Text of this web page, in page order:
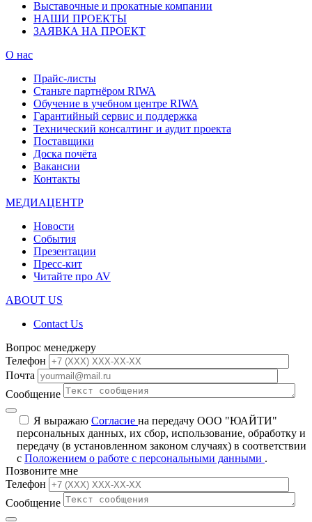
Выставочные и прокатные компании
НАШИ ПРОЕКТЫ
ЗАЯВКА НА ПРОЕКТ
О нас
Прайс-листы
Станьте партнёром RIWA
Обучение в учебном центре RIWA
Гарантийный сервис и поддержка
Технический консалтинг и аудит проекта
Поставщики
Доска почёта
Вакансии
Контакты
МЕДИАЦЕНТР
Новости
События
Презентации
Пресс-кит
Читайте про AV
ABOUT US
Contact Us
Вопрос менеджеру
Телефон
Почта
Сообщение
Я выражаю Согласие на передачу ООО "ЮАЙТИ"
персональных данных, их сбор, использование, обработку и
передачу (в установленном законом случаях) в соответствии
с Положением о работе с персональными данными .
Позвоните мне
Телефон
Сообщение